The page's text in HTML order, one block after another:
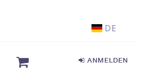
DE
ANMELDEN